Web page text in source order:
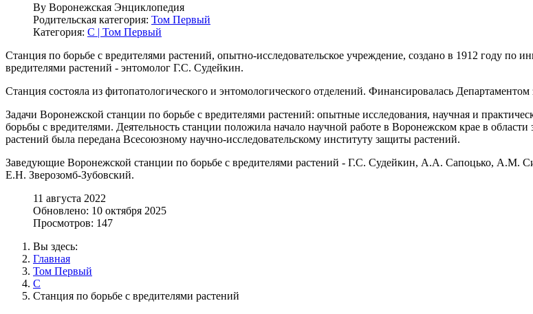
By Воронежская Энциклопедия
Родительская категория: Том Первый
Категория: С | Том Первый
Станция по борьбе с вредителями растений, опытно-исследовательское учреждение, создано в 1912 году по
вредителями растений - энтомолог Г.С. Судейкин.
Станция состояла из фитопатологического и энтомологического отделений. Финансировалась
Задачи Воронежской станции по борьбе с вредителями растений: опытные исследования, научная и
борьбы с вредителями. Деятельность станции положила начало научной работе в Воронежском крае в
растений была передана Всесоюзному научно-исследовательскому институту защиты растений.
Заведующие Воронежской станции по борьбе с вредителями растений - Г.С. Судейкин, А.А. Сапоцько,
Е.Н. Зверозомб-Зубовский.
11 августа 2022
Обновлено: 10 октября 2025
Просмотров: 147
Вы здесь:
Главная
Том Первый
С
Станция по борьбе с вредителями растений